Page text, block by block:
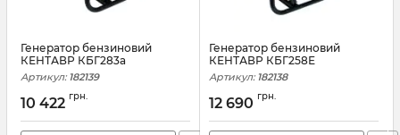
Генератор бензиновий
КЕНТАВР КБГ283а
Артикул: 182139
10 422 грн.
Генератор бензиновий
КЕНТАВР КБГ258Е
Артикул: 182138
12 690 грн.